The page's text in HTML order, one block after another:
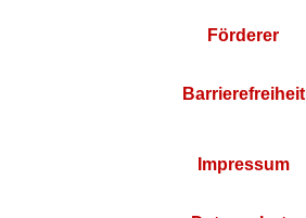
Förderer
Barrierefreiheit
Impressum